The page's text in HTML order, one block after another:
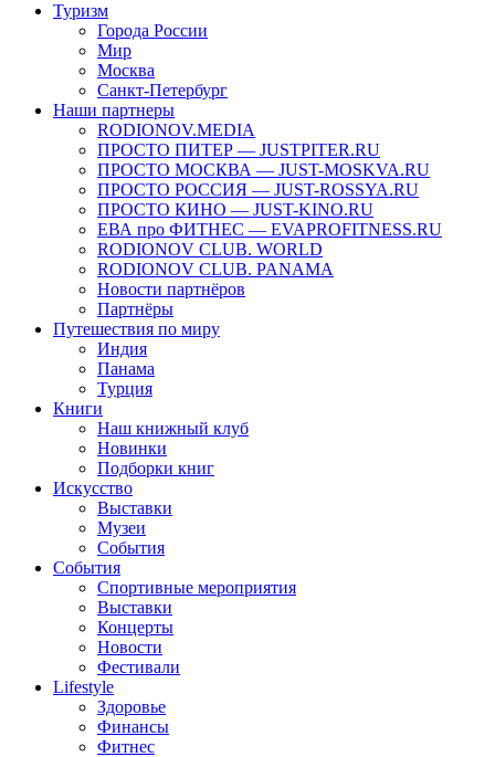
Туризм
Города России
Мир
Москва
Санкт-Петербург
Наши партнеры
RODIONOV.MEDIA
ПРОСТО ПИТЕР — JUSTPITER.RU
ПРОСТО МОСКВА — JUST-MOSKVA.RU
ПРОСТО РОССИЯ — JUST-ROSSYA.RU
ПРОСТО КИНО — JUST-KINO.RU
ЕВА про ФИТНЕС — EVAPROFITNESS.RU
RODIONOV CLUB. WORLD
RODIONOV CLUB. PANAMA
Новости партнёров
Партнёры
Путешествия по миру
Индия
Панама
Турция
Книги
Наш книжный клуб
Новинки
Подборки книг
Искусство
Выставки
Музеи
События
События
Спортивные мероприятия
Выставки
Концерты
Новости
Фестивали
Lifestyle
Здоровье
Финансы
Фитнес